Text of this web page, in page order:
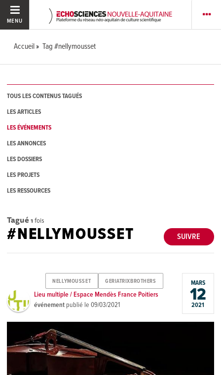
MENU
Accueil Tag #nellymousset
TOUS LES CONTENUS TAGUÉS
LES ARTICLES
LES ÉVÉNEMENTS
LES ANNONCES
LES DOSSIERS
LES PROJETS
LES RESSOURCES
Tagué 1 fois
SUIVRE
#NELLYMOUSSET
NELLYMOUSSET GERIATRIXBROTHERS
Lieu multiple / Espace Mendès France Poitiers
événement publié le09/03/2021
MARS
12
2021